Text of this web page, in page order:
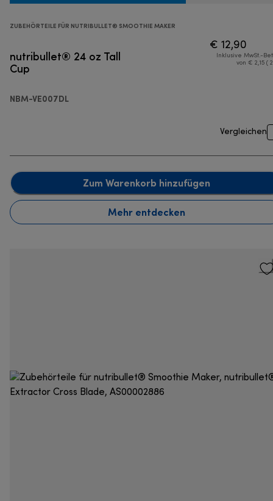
ZUBEHÖRTEILE FÜR NUTRIBULLET® SMOOTHIE MAKER
nutribullet® 24 oz Tall
Cup
NBM-VE007DL
€ 12,90
Inklusive MwSt.-
von € 2,15 (
Vergleichen
Zum Warenkorb hinzufügen
Mehr entdecken